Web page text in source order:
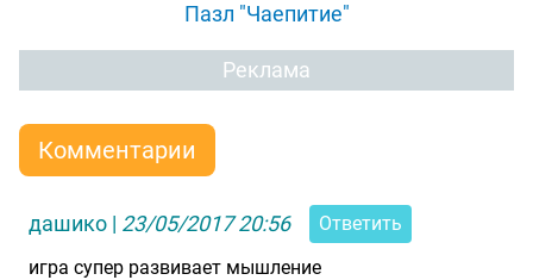
Пазл "Чаепитие"
Реклама
Комментарии
дашико | 23/05/2017 20:56
Ответить
игра супер развивает мышление